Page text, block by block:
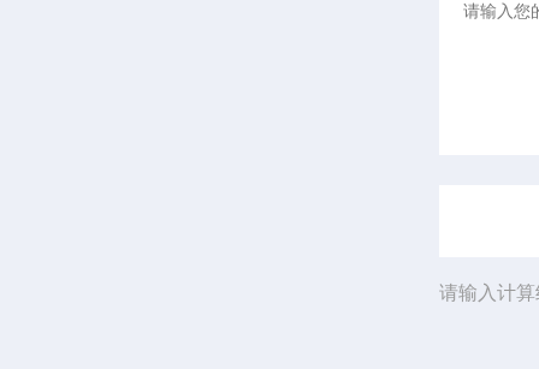
请输入计